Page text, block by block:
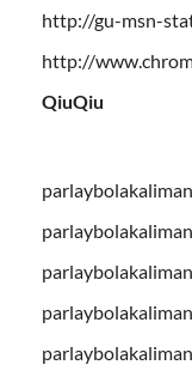
http://gu-msn-
http://
QiuQiu